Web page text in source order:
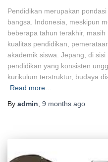
Pendidikan merupakan
bangsa. Indonesia, meskipun
beberapa tahun terakhir,
kualitas pendidikan,
akademik siswa. Jepang, di
pendidikan yang konsisten
kurikulum terstruktur, budaya
Read more…
By admin, 9 months ago